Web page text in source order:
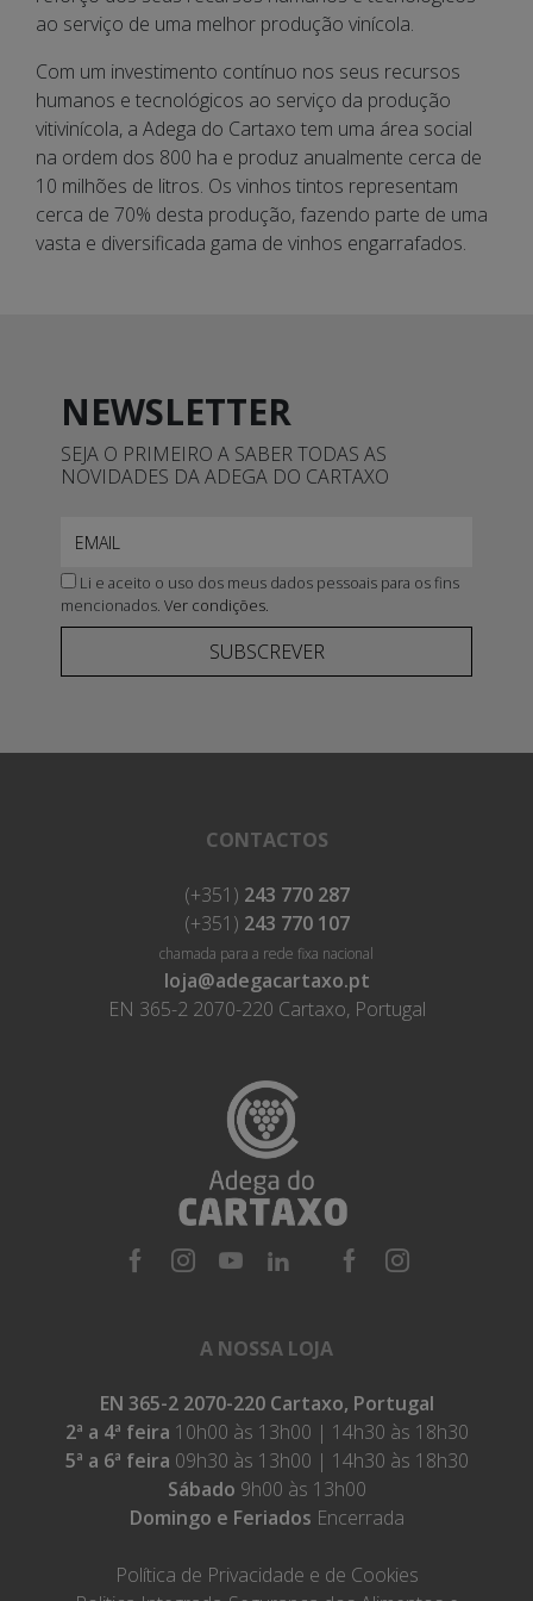
ao serviço de uma melhor produção vinícola.
Com um investimento contínuo nos seus recursos
humanos e tecnológicos ao serviço da produção
vitivinícola, a Adega do Cartaxo tem uma área social
na ordem dos 800 ha e produz anualmente cerca de
10 milhões de litros. Os vinhos tintos representam
cerca de 70% desta produção, fazendo parte de uma
vasta e diversificada gama de vinhos engarrafados.
NEWSLETTER
SEJA O PRIMEIRO A SABER TODAS AS
NOVIDADES DA ADEGA DO CARTAXO
Li e aceito o uso dos meus dados pessoais para os fins
mencionados. Ver condições.
SUBSCREVER
CONTACTOS
(+351) 243 770 287
(+351) 243 770 107
chamada para a rede fixa nacional
loja@adegacartaxo.pt
EN 365-2 2070-220 Cartaxo, Portugal
A NOSSA LOJA
EN 365-2 2070-220 Cartaxo, Portugal
2ª a 4ª feira 10h00 às 13h00 | 14h30 às 18h30
5ª a 6ª feira 09h30 às 13h00 | 14h30 às 18h30
Sábado 9h00 às 13h00
Domingo e Feriados Encerrada
Política de Privacidade e de Cookies